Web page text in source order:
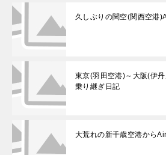
久しぶりの関空(関西空港
東京(羽田空港)～大阪(伊
乗り継ぎ日記
大荒れの新千歳空港から